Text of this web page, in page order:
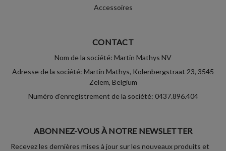
Accessoires
CONTACT
Nom de la société: Martin Mathys NV
Adresse de la société: Martin Mathys, Kolenbergstraat 23, 3545
Zelem, Belgium
Numéro d'enregistrement de la société: 0437.896.404
ABONNEZ-VOUS À NOTRE NEWSLETTER
Recevez les dernières mises à jour sur les nouveaux produits et